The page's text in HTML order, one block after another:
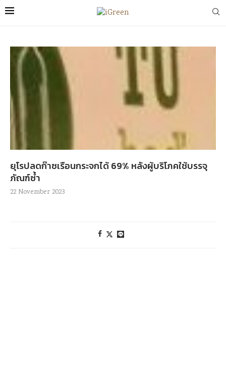
ยุโรปลดก๊าซเรือนกระจกได้ 69% หลังผู้บริโภคใช้บรรจุ
ภัณฑ์ซ้ำ
22 November 2023